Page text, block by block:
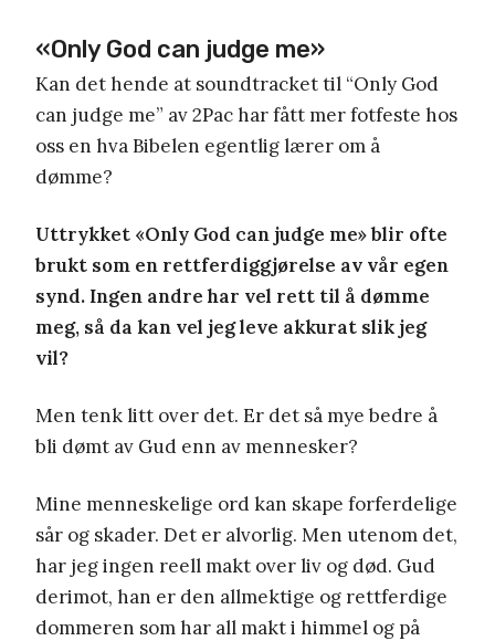
«Only God can judge me»
Kan det hende at soundtracket til “Only God
can judge me” av 2Pac har fått mer fotfeste hos
oss en hva Bibelen egentlig lærer om å
dømme?
Uttrykket «Only God can judge me» blir ofte
brukt som en rettferdiggjørelse av vår egen
synd. Ingen andre har vel rett til å dømme
meg, så da kan vel jeg leve akkurat slik jeg
vil?
Men tenk litt over det. Er det så mye bedre å
bli dømt av Gud enn av mennesker?
Mine menneskelige ord kan skape forferdelige
sår og skader. Det er alvorlig. Men utenom det,
har jeg ingen reell makt over liv og død. Gud
derimot, han er den allmektige og rettferdige
dommeren som har all makt i himmel og på